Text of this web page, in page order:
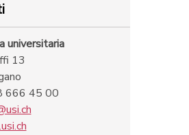
universitaria
13
666 45 00